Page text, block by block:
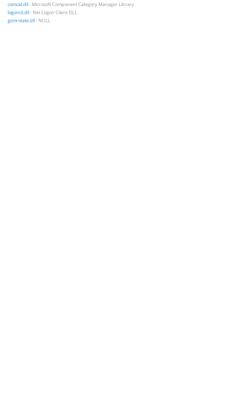
comcat.dll- Microsoft Component Category Manager Library
logoncli.dll- Net Logon Client DLL
gzmrotate.dll- NULL